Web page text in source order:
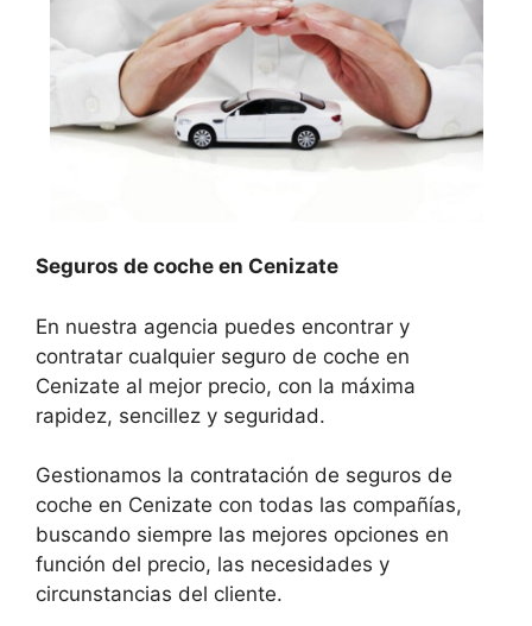
Seguros de coche en Cenizate
En nuestra agencia puedes encontrar y
contratar cualquier seguro de coche en
Cenizate al mejor precio, con la máxima
rapidez, sencillez y seguridad.
Gestionamos la contratación de seguros de
coche en Cenizate con todas las compañías,
buscando siempre las mejores opciones en
función del precio, las necesidades y
circunstancias del cliente.